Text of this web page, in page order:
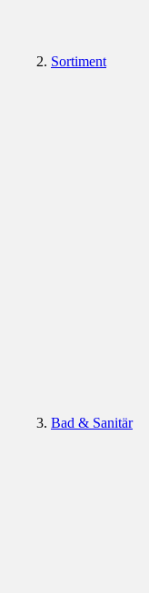
Sortiment
Bad & Sanitär